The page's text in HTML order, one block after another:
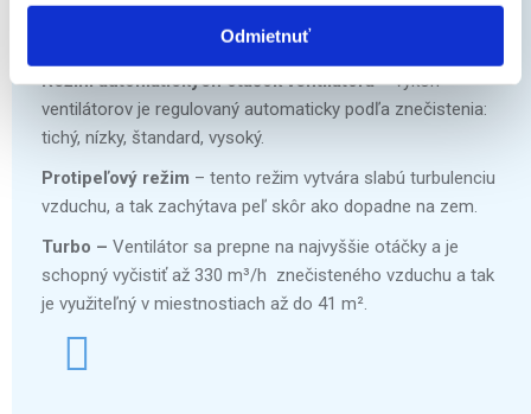
Odmietnuť
hladina hluku sa tak minimalizuje. Ideálny režim počas
Režim automatických otáčok ventilátora – výkon
ventilátorov je regulovaný automaticky podľa znečistenia:
tichý, nízky, štandard, vysoký.
Protipeľový režim – tento režim vytvára slabú turbulenciu
vzduchu, a tak zachýtava peľ skôr ako dopadne na zem.
Turbo – Ventilátor sa prepne na najvyššie otáčky a je
schopný vyčistiť až 330 m³/h znečisteného vzduchu a tak
je využiteľný v miestnostiach až do 41 m².